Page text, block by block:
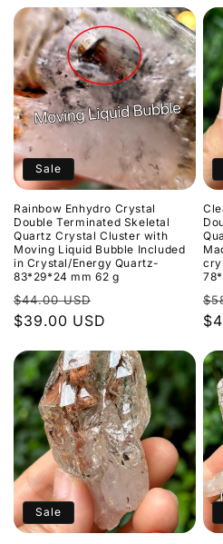
Sale
Rainbow Enhydro Crystal
Double Terminated Skeletal
Quartz Crystal Cluster with
Moving Liquid Bubble Included
in Crystal/Energy Quartz-
83*29*24 mm 62 g
Normaler
Preis
$44.00 USD
Verkaufspreis
$39.00 USD
Sale